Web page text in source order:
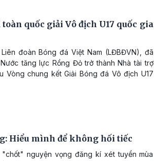
quốc giải Vô địch U17 quốc gia
đoàn Bóng đá Việt Nam (LĐBĐVN), đã
tăng lực Rồng Đỏ trở thành Nhà tài trợ
Vòng chung kết Giải Bóng đá Vô địch U17
Hiểu mình để không hối tiếc
nguyện vọng đăng kí xét tuyển mùa